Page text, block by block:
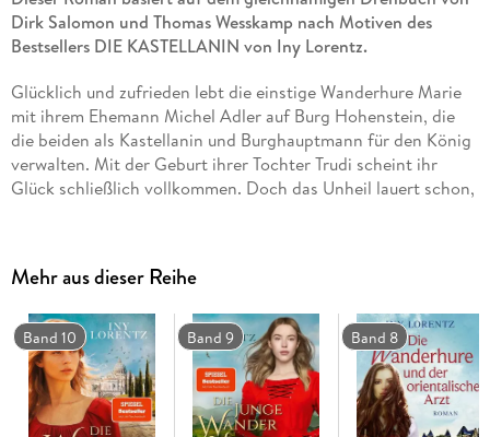
Dirk Salomon und Thomas Wesskamp nach Motiven des
Bestsellers DIE KASTELLANIN von Iny Lorentz.
Glücklich und zufrieden lebt die einstige Wanderhure Marie
mit ihrem Ehemann Michel Adler auf Burg Hohenstein, die
die beiden als Kastellanin und Burghauptmann für den König
verwalten. Mit der Geburt ihrer Tochter Trudi scheint ihr
Glück schließlich vollkommen. Doch das Unheil lauert schon,
Mehr aus dieser Reihe
Band 10 Band 9 Band 8